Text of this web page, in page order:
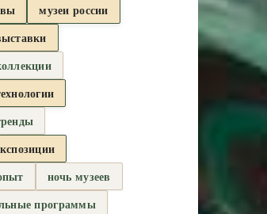
музеи россии
ночь музеев
программы